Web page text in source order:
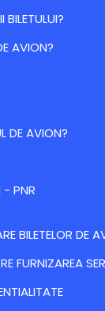
BILETULUI?
AVION?
DE AVION?
- PNR
BILETELOR DE
FURNIZAREA